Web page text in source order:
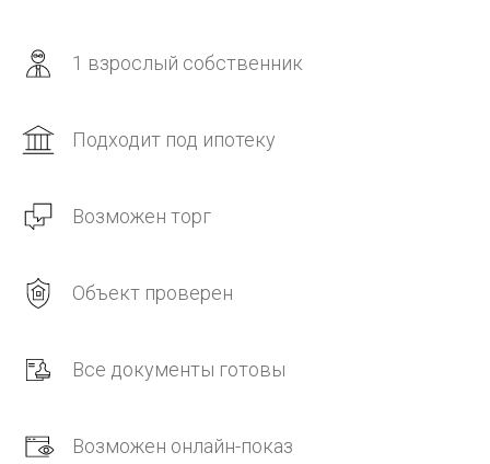
1 взрослый собственник
Подходит под ипотеку
Возможен торг
Объект проверен
Все документы готовы
Возможен онлайн-показ